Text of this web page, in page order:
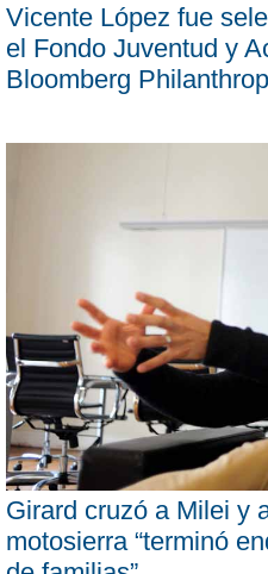
Vicente López fue
el Fondo Juventud y
Bloomberg
Girard cruzó a Milei y
motosierra “terminó